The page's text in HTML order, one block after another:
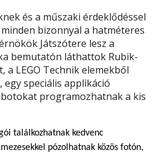
és a műszaki érdeklődéssel
bizonnyal a hatméteres
Játszótere lesz a
bemutatón láthattok Rubik-
LEGO Technik elemekből
speciális applikáció
programozhatnak a kis
találkozhatnak kedvenc
pózolhatnak közös fotón,